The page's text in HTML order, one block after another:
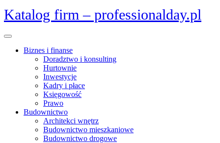
Skip
to
Katalog firm – professionalday.pl
Open
Biznes i finanse
Doradztwo i konsulting
Hurtownie
Inwestycje
Kadry i płace
Księgowość
Prawo
Budownictwo
Architekci wnętrz
Budownictwo mieszkaniowe
Budownictwo drogowe